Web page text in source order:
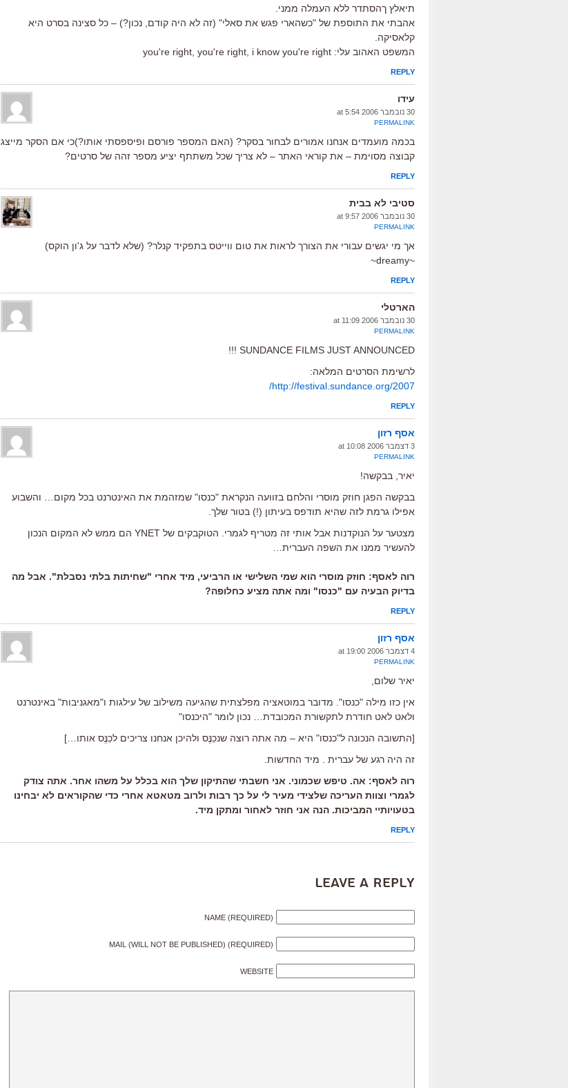
תיאלץ ךהסתדר ללא העמלה ממני.
אהבתי את התוספת של "כשהארי פגש את סאלי" (זה לא היה קודם, נכון?) – כל סצינה בסרט היא
קלאסיקה.
המשפט האהוב עלי: you're right, you're right, i know you're right
REPLY
עידו
30 נובמבר 2006 at 5:54
PERMALINK
בכמה מועמדים אנחנו אמורים לבחור בסקר? (האם המספר פורסם ופיספסתי אותו?)כי אם הסקר מייצג
קבוצה מסוימת – את קוראי האתר – לא צריך שכל משתתף יציע מספר זהה של סרטים?
REPLY
סטיבי לא בבית
30 נובמבר 2006 at 9:57
PERMALINK
אך מי יגשים עבורי את הצורך לראות את טום ווייטס בתפקיד קנלר? (שלא לדבר על ג'ון הוקס)
~dreamy~
REPLY
הארטלי
30 נובמבר 2006 at 11:09
PERMALINK
SUNDANCE FILMS JUST ANNOUNCED !!!
לרשימת הסרטים המלאה:
http://festival.sundance.org/2007/
REPLY
אסף רזון
3 דצמבר 2006 at 10:08
PERMALINK
יאיר, בבקשה!
בבקשה הפגן חוזק מוסרי והלחם בזוועה הנקראת "כנסו" שמזהמת את האינטרנט בכל מקום… והשבוע
אפילו גרמת לזה שהיא תודפס בעיתון (!) בטור שלך.
מצטער על הנוקדנות אבל אותי זה מטריף לגמרי. הטוקבקים של YNET הם ממש לא המקום הנכון
להעשיר ממנו את השפה העברית…
רוה לאסף: חוזק מוסרי הוא שמי השלישי או הרביעי, מיד אחרי "שחיתות בלתי נסבלת". אבל מה
בדיוק הבעיה עם "כנסו" ומה אתה מציע כחלופה?
REPLY
אסף רזון
4 דצמבר 2006 at 19:00
PERMALINK
יאיר שלום,
אין כזו מילה "כנסו". מדובר במוטאציה מפלצתית שהגיעה משילוב של עילגות ו"מאגניבות" באינטרנט
ולאט לאט חודרת לתקשורת המכובדת… נכון לומר "היכנסו"
[התשובה הנכונה ל"כנסו" היא – מה אתה רוצה שנכֵנֱּס ולהיכן אנחנו צריכים לכֵנֱּס אותו…]
זה היה רגע של עברית . מיד החדשות.
רוה לאסף: אה. טיפש שכמוני. אני חשבתי שהתיקון שלך הוא בכלל על משהו אחר. אתה צודק
לגמרי וצוות העריכה שלצידי מעיר לי על כך רבות ולרוב מטאטא אחרי כדי שהקוראים לא יבחינו
בטעויותיי המביכות. הנה אני חוזר לאחור ומתקן מיד.
REPLY
Leave a Reply
NAME (REQUIRED)
MAIL (WILL NOT BE PUBLISHED) (REQUIRED)
WEBSITE